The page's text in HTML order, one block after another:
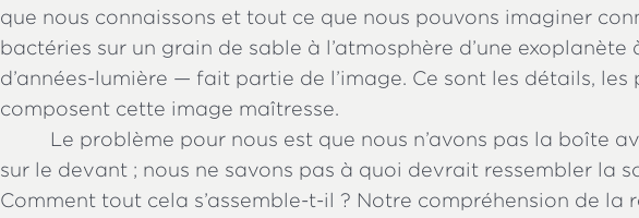
que nous connaissons et tout ce que nous pouvons imaginer
bactéries sur un grain de sable à l’atmosphère d’une exoplanète
d’années-lumière — fait partie de l’image. Ce sont les détails, les
composent cette image maîtresse.
Le problème pour nous est que nous n’avons pas la boîte
sur le devant ; nous ne savons pas à quoi devrait ressembler la
Comment tout cela s’assemble-t-il ? Notre compréhension de la